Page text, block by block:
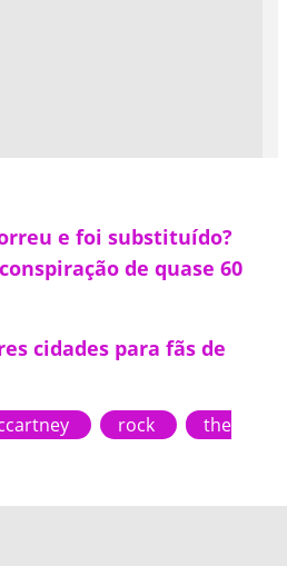
e foi substituído?
de quase 60
cidades para fãs de
rock
the